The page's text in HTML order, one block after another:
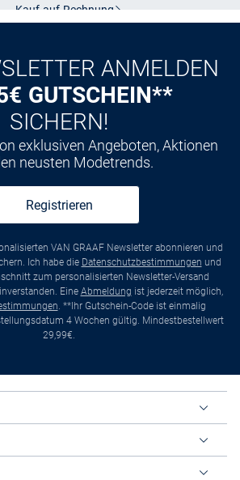
Kauf auf Rechnung
ANMELDEN
GUTSCHEIN**
SICHERN!
exklusiven Angeboten, Aktionen
neusten Modetrends.
Registrieren
VAN GRAAF Newsletter abonnieren und
Ich habe die Datenschutzbestimmungen und
zum personalisierten Newsletter-Versand
Eine Abmeldung ist jederzeit möglich,
. **Ihr Gutschein-Code ist einmalig
4 Wochen gültig. Mindestbestellwert
29,99€.